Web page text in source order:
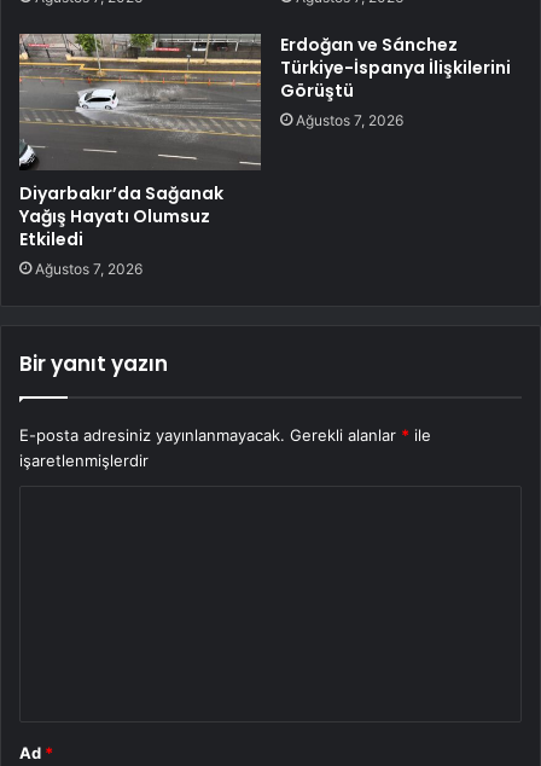
Diyarbakır’da Sağanak
Yağış Hayatı Olumsuz
Etkiledi
Ağustos 7, 2026
Erdoğan ve Sánchez
Türkiye-İspanya İlişkilerini
Görüştü
Ağustos 7, 2026
Bir yanıt yazın
E-posta adresiniz yayınlanmayacak. Gerekli alanlar * ile
işaretlenmişlerdir
Ad *